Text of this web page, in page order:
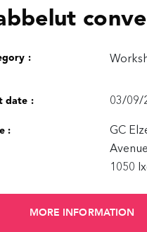
:
date : 03/09/
:
GC
1050
MORE INFORMATION